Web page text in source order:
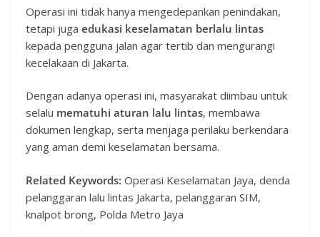
Operasi ini tidak hanya mengedepankan penindakan,
tetapi juga edukasi keselamatan berlalu lintas
kepada pengguna jalan agar tertib dan mengurangi
kecelakaan di Jakarta.
Dengan adanya operasi ini, masyarakat diimbau untuk
selalu mematuhi aturan lalu lintas, membawa
dokumen lengkap, serta menjaga perilaku berkendara
yang aman demi keselamatan bersama.
Related Keywords: Operasi Keselamatan Jaya, denda
pelanggaran lalu lintas Jakarta, pelanggaran SIM,
knalpot brong, Polda Metro Jaya